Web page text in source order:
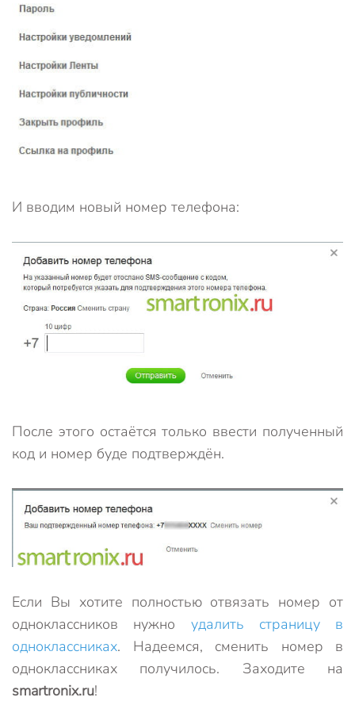
И вводим новый номер телефона:
После этого остаётся только ввести полученный
код и номер буде подтверждён.
Если Вы хотите полностью отвязать номер от
одноклассников нужно удалить страницу в
одноклассниках. Надеемся, сменить номер в
одноклассниках получилось. Заходите на
smartronix.ru!